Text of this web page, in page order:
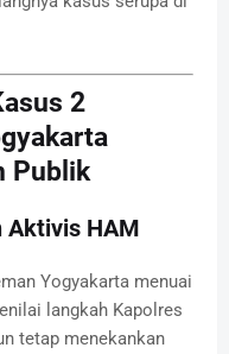
2
Publik
Aktivis HAM
Yogyakarta menuai
langkah Kapolres
tetap menekankan